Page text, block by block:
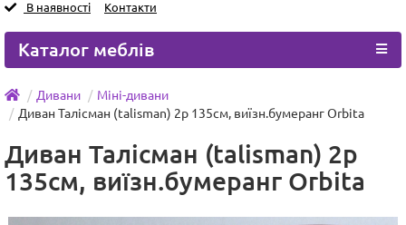
В наявності
Контакти
Каталог меблів
Дивани
Міні-дивани
Диван Талісман (talisman) 2р 135см, виїзн.бумеранг Orbita
Диван Талісман (talisman) 2р
135см, виїзн.бумеранг Orbita